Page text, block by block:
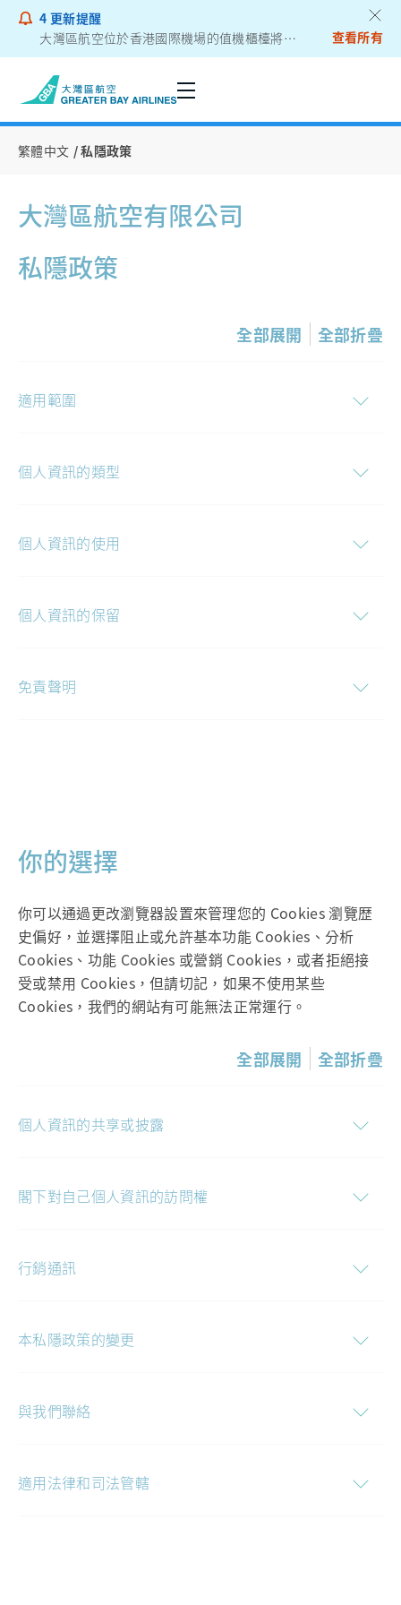
4 更新提醒
大灣區航空位於香港國際機場的值機櫃檯將遷往二號客運大樓
查看所有
私隱政策
繁體中文 私隱政策
大灣區航空有限公司
私隱政策
全部展開 全部折疊
適用範圍
個人資訊的類型
個人資訊的使用
個人資訊的保留
免責聲明
你的選擇
你可以通過更改瀏覽器設置來管理您的 Cookies 瀏覽歴
史偏好，並選擇阻止或允許基本功能 Cookies、分析
Cookies、功能 Cookies 或營銷 Cookies，或者拒絕接
受或禁用 Cookies，但請切記，如果不使用某些
Cookies，我們的網站有可能無法正常運行。
全部展開 全部折疊
個人資訊的共享或披露
閣下對自己個人資訊的訪問權
行銷通訊
本私隱政策的變更
與我們聯絡
適用法律和司法管轄